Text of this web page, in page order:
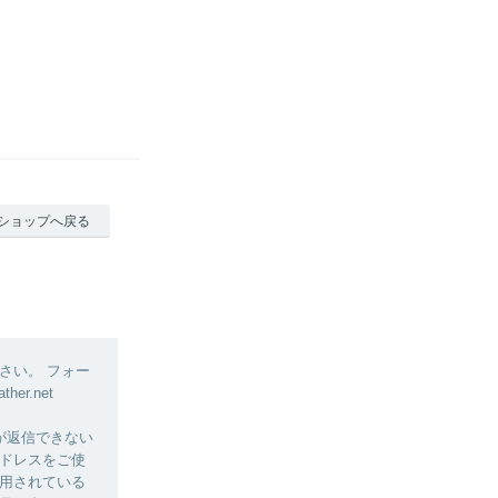
ョップへ戻る
い。 フォー
返信できない
レスをご使
されている